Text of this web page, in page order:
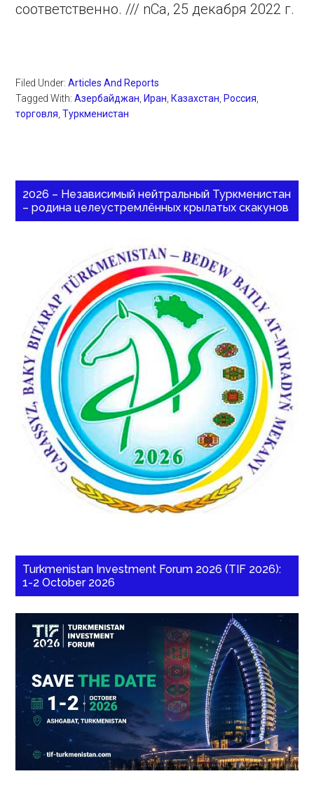
соответственно. /// nCa, 25 декабря 2022 г.
Filed Under:Articles And Reports
Tagged With:Азербайджан, Иран, Казахстан, Россия,
торговля,Туркменистан
2026 – Независимый нейтральный Туркменистан
– родина целеустремлённых крылатых скакунов
Turkmenistan Investment Forum 2026 (TIF 2026):
1-2 October 2026